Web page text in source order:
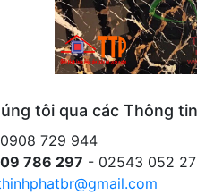
tôi qua các Thông
0908 729 944
786 297 - 02543 052